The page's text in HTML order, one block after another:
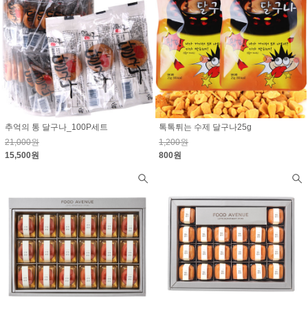
추억의 통 달구나_100P세트
21,000원
15,500원
톡톡튀는 수제 달구나25g
1,200원
800원